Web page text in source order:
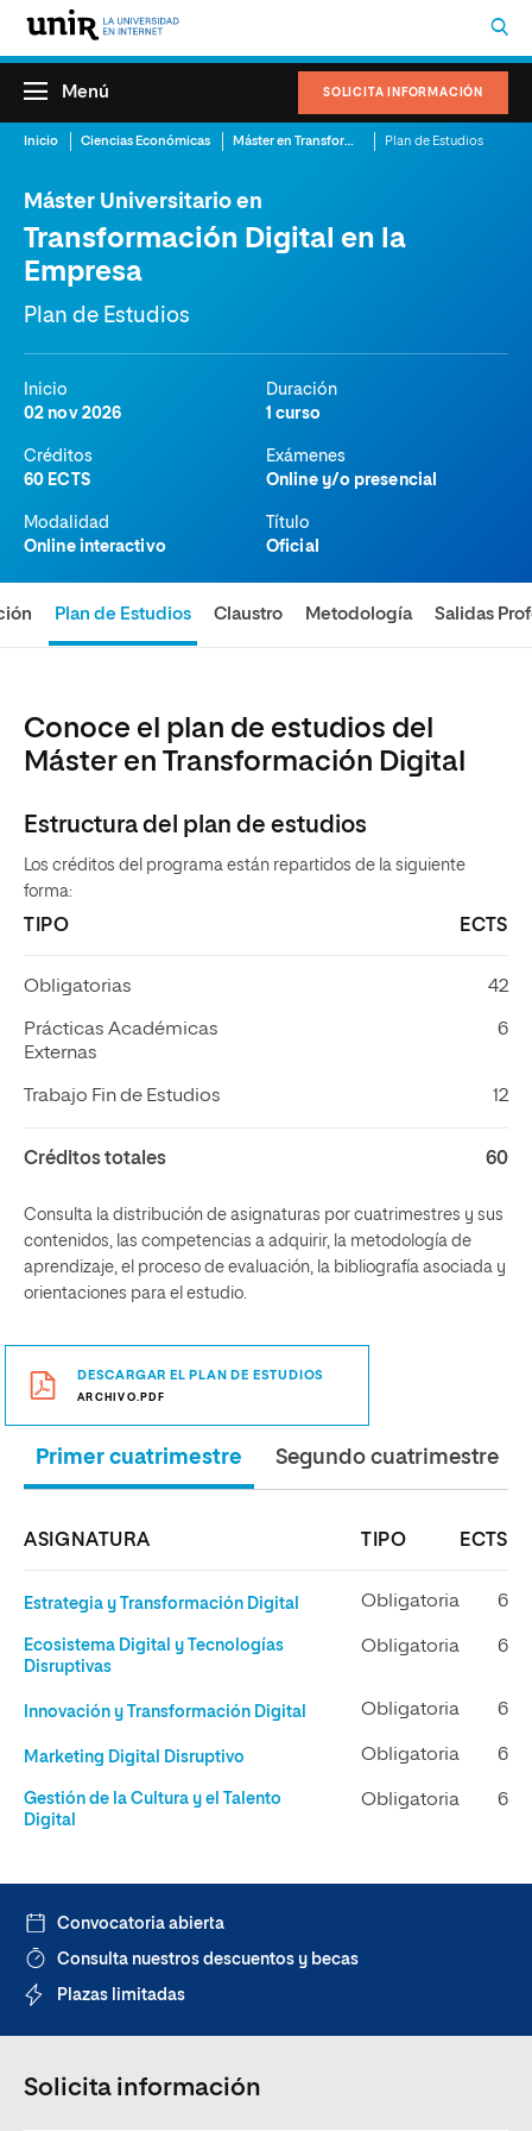
SOLICITA INFORMACIÓN
Menú
Inicio Ciencias Económicas Máster en Transformación Digital Plan de Estudios
Máster Universitario en
Transformación Digital en la
Empresa
Plan de Estudios
Inicio
02 nov 2026
Duración
1 curso
Créditos
60 ECTS
Exámenes
Online y/o presencial
Modalidad
Online interactivo
Título
Oficial
Plan de Estudios Claustro Metodología Salidas
Conoce el plan de estudios del
Máster en Transformación Digital
Estructura del plan de estudios
Los créditos del programa están repartidos de la siguiente
forma:
TIPO ECTS
Obligatorias 42
Prácticas Académicas
Externas
6
Trabajo Fin de Estudios 12
Créditos totales 60
Consulta la distribución de asignaturas por cuatrimestres y sus
contenidos, las competencias a adquirir, la metodología de
aprendizaje, el proceso de evaluación, la bibliografía asociada y
orientaciones para el estudio.
DESCARGAR EL PLAN DE ESTUDIOS
ARCHIVO.PDF
Primer cuatrimestre Segundo cuatrimestre
ASIGNATURA TIPO ECTS
Estrategia y Transformación Digital Obligatoria 6
Ecosistema Digital y Tecnologías
Disruptivas
Obligatoria 6
Innovación y Transformación Digital Obligatoria 6
Marketing Digital Disruptivo Obligatoria 6
Gestión de la Cultura y el Talento
Digital
Obligatoria 6
Convocatoria abierta
Consulta nuestros descuentos y becas
Plazas limitadas
Solicita información